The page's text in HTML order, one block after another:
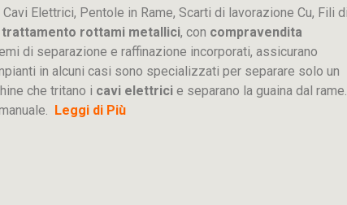
Elettrici, Pentole in Rame, Scarti di lavorazione Cu, Fili
trattamento rottami metallici, con compravendita
di separazione e raffinazione incorporati, assicurano
in alcuni casi sono specializzati per separare solo un
che tritano i cavi elettrici e separano la guaina dal rame.
Leggi di Più